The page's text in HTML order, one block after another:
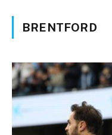
BRENTFORD